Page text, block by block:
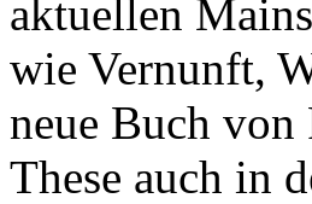
aktuellen
wie Vernunft,
neue Buch
These auch in